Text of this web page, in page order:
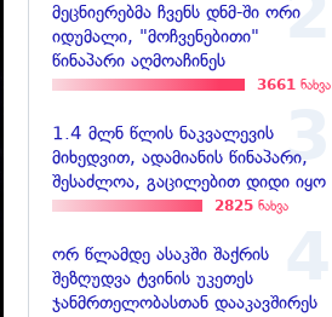
მეცნიერებმა ჩვენს დნმ-ში ორი
იდუმალი, "მოჩვენებითი"
წინაპარი აღმოაჩინეს
3661 ნახვა
1.4 მლნ წლის ნაკვალევის
მიხედვით, ადამიანის წინაპარი,
შესაძლოა, გაცილებით დიდი იყო
2825 ნახვა
ორ წლამდე ასაკში შაქრის
შეზღუდვა ტვინის უკეთეს
ჯანმრთელობასთან დააკავშირეს